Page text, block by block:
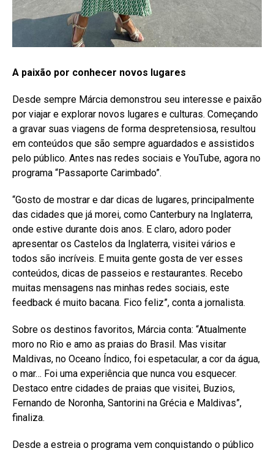
A paixão por conhecer novos lugares
Desde sempre Márcia demonstrou seu interesse e paixão
por viajar e explorar novos lugares e culturas. Começando
a gravar suas viagens de forma despretensiosa, resultou
em conteúdos que são sempre aguardados e assistidos
pelo público. Antes nas redes sociais e YouTube, agora no
programa “Passaporte Carimbado”.
“Gosto de mostrar e dar dicas de lugares, principalmente
das cidades que já morei, como Canterbury na Inglaterra,
onde estive durante dois anos. E claro, adoro poder
apresentar os Castelos da Inglaterra, visitei vários e
todos são incríveis. E muita gente gosta de ver esses
conteúdos, dicas de passeios e restaurantes. Recebo
muitas mensagens nas minhas redes sociais, este
feedback é muito bacana. Fico feliz”, conta a jornalista.
Sobre os destinos favoritos, Márcia conta: “Atualmente
moro no Rio e amo as praias do Brasil. Mas visitar
Maldivas, no Oceano Índico, foi espetacular, a cor da água,
o mar… Foi uma experiência que nunca vou esquecer.
Destaco entre cidades de praias que visitei, Buzios,
Fernando de Noronha, Santorini na Grécia e Maldivas”,
finaliza.
Desde a estreia o programa vem conquistando o público